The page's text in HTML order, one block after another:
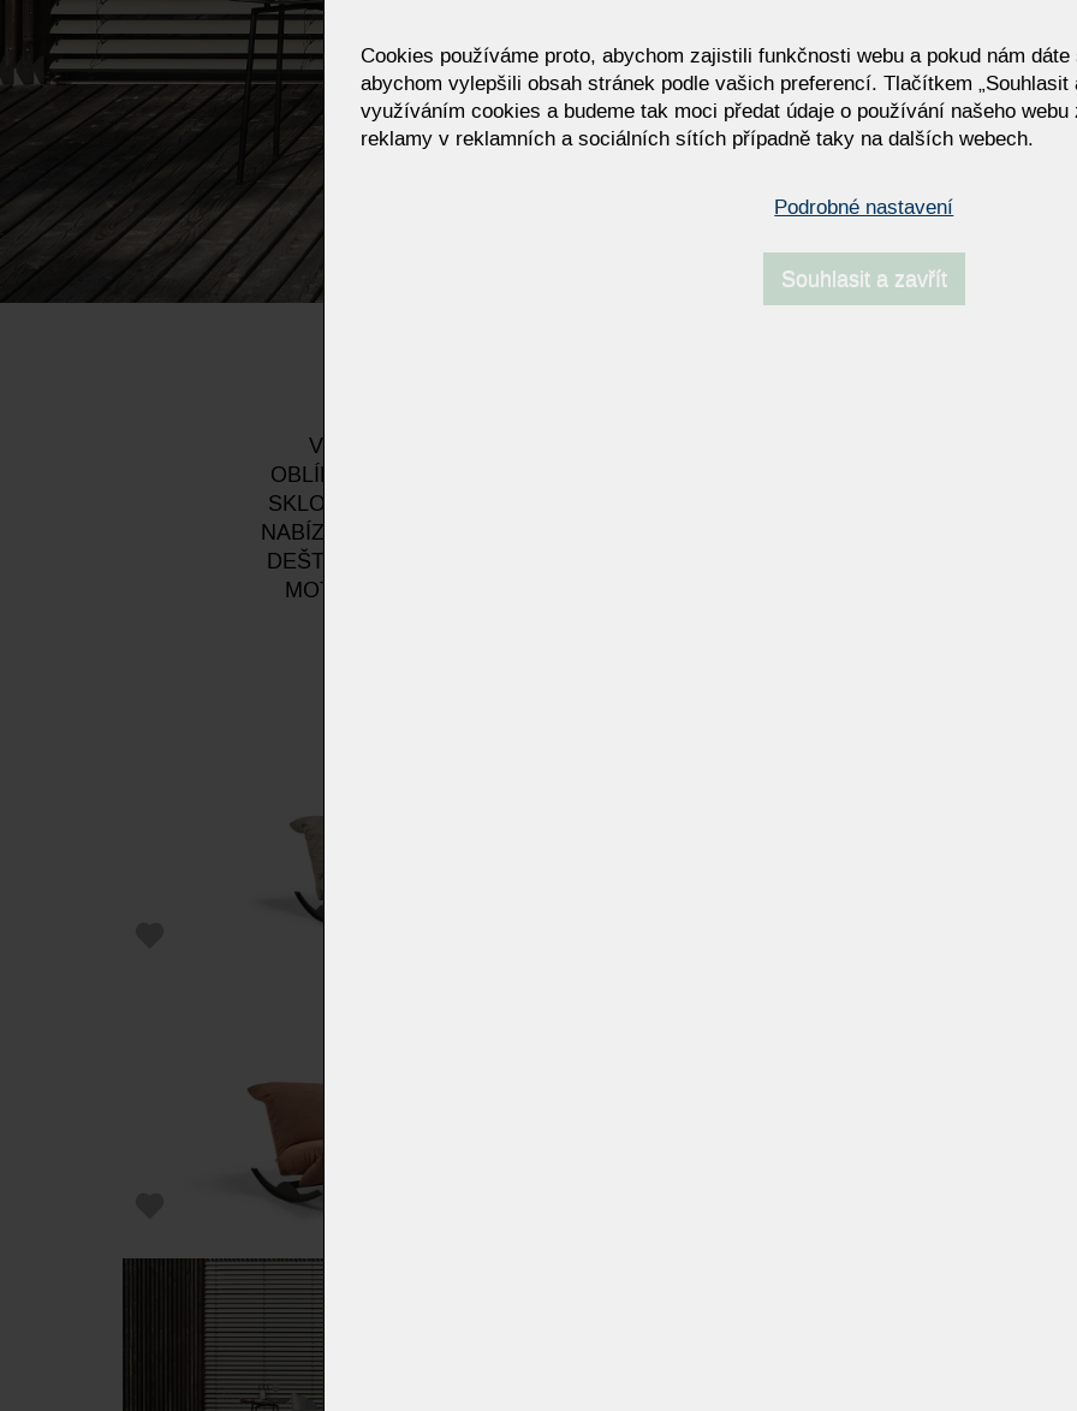
VZHŮRU K VÝŠKÁM NEBO SE JEN POHUPUJTE NA PODLAZE. OBOJE JE
OBLÍBENOU POHOVKOU NEBO KŘESLEM ROCKfrog. NAJDĚTE SI SVOU
SKLONU PODNOŽÍ A ZAD. KAŽDÉ SEDADLO SAMOSTATNĚ A PŘESTO SPOLU.
NABÍZÍME SPECIÁLNÍ RÁMOVOU KONSTRUKCI, KTERÁ MŮŽE MÍT I
DEŠTI. PAK SE POHYBY ROZŠIŘUJÍ A VY ZAČÍNÁTE LÉTAT. TĚLO I MYSL SI
MOTOROVÉ S MOŽNOSTÍ VESTAVĚNÉ BATERIE. K DISPOZICI TAKÉ JAKO
Cookies používáme proto, abychom zajistili funkčnosti webu a pokud nám
abychom vylepšili obsah stránek podle vašich preferencí. Tlačítkem
využíváním cookies a budeme tak moci předat údaje o používání našeho
reklamy v reklamních a sociálních sítích případně taky na dalších webech.
Podrobné nastavení
Souhlasit a zavřít